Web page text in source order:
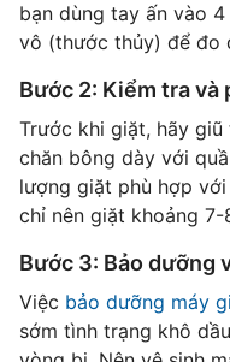
bạn dùng tay ấn vào
vô (thước thủy) để đo
Bước 2: Kiểm tra và
Trước khi giặt, hãy giũ
chăn bông dày với
lượng giặt phù hợp
chỉ nên giặt khoảng
Bước 3: Bảo dưỡng
Việc bảo dưỡng máy
sớm tình trạng khô